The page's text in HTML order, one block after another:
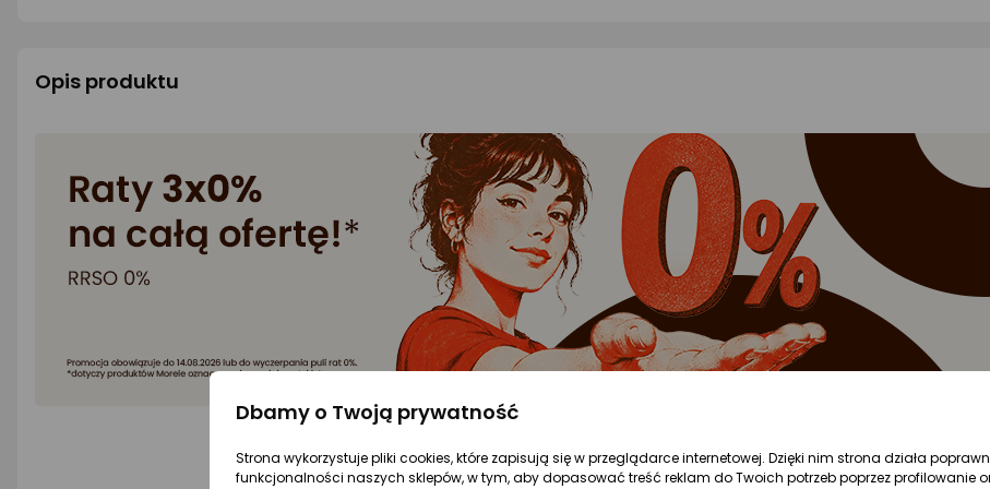
Opis produktu
Pełny komfort i czysty dźwięk
Dbamy o Twoją prywatność
Strona wykorzystuje pliki cookies, które zapisują się w przeglądarce internetowej. Dzięki nim strona działa
funkcjonalności naszych sklepów, w tym, aby dopasować treść reklam do Twoich potrzeb poprzez profilowanie